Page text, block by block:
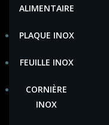
ALIMENTAIRE
PLAQUE INOX
FEUILLE INOX
CORNIÈRE
INOX